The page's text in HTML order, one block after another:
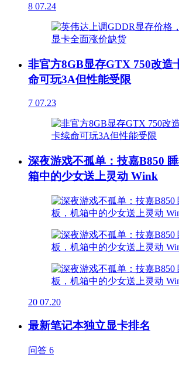
8 07.24
非官方8GB显存GTX 750改造
命可玩3A但性能受限
7 07.23
深夜游戏不孤单：技嘉B850
箱中的少女送上灵动 Wink
20 07.20
最新笔记本独立显卡排名
问答 6